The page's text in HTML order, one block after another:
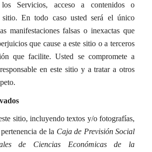
Servicios, acceso a contenidos o
sitio. En todo caso usted será el único
manifestaciones falsas o inexactas que
que cause a este sitio o a terceros
que facilite. Usted se compromete a
en este sitio y a tratar a otros
sitio, incluyendo textos y/o fotografías,
de la Caja de Previsión Social
de Ciencias Económicas de la